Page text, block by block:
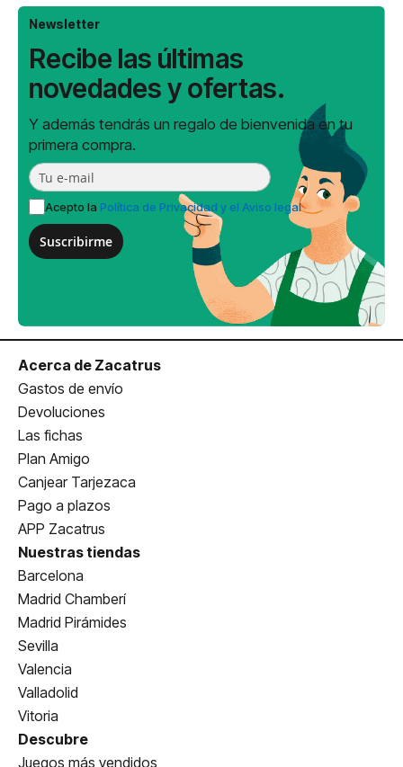
Newsletter
Recibe las últimas
novedades y ofertas.
Y además tendrás un regalo de bienvenida en tu
primera compra.
Acepto la Política de Privacidad y el Aviso legal
Suscribirme
Acerca de Zacatrus
Gastos de envío
Devoluciones
Las fichas
Plan Amigo
Canjear Tarjezaca
Pago a plazos
APP Zacatrus
Nuestras tiendas
Barcelona
Madrid Chamberí
Madrid Pirámides
Sevilla
Valencia
Valladolid
Vitoria
Descubre
Juegos más vendidos